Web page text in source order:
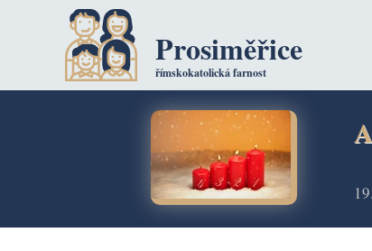
Prosiměřice
římskokatolická farnost